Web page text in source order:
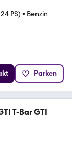
PS) • Benzin
Parken
T-Bar GTI